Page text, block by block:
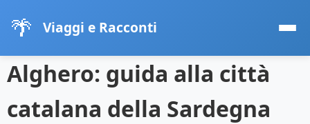
🌴 Viaggi e Racconti
Alghero: guida alla città
catalana della Sardegna